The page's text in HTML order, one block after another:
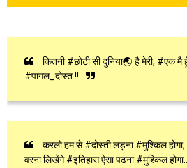
कितनी #छोटी सी दुनिया🌏 है मेरी, #एक
#पागल_दोस्त !!
करलो हम से #दोस्ती लड़ना #मुश्किल होगा,
वरना लिखेंगे #इतिहास ऐसा पढना #मुश्किल